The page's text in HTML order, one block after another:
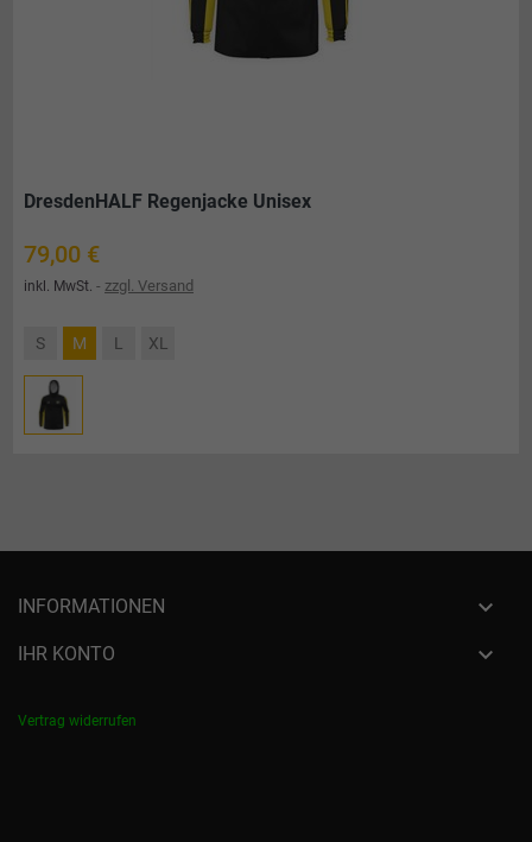
DresdenHALF Regenjacke Unisex
Preis
79,00 €
inkl. MwSt. zzgl. Versand
S M L XL
INFORMATIONEN 
IHR KONTO 
Vertrag widerrufen